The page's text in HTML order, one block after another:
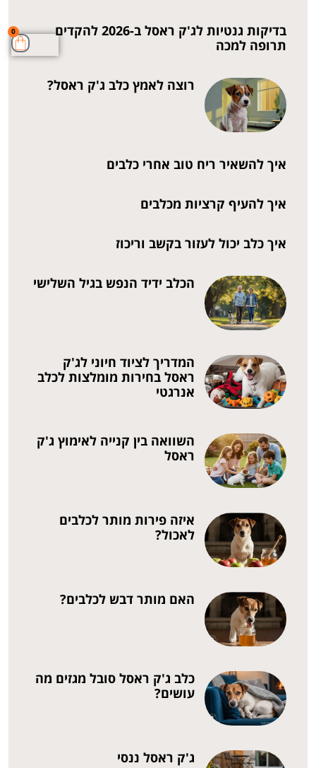
0
בדיקות גנטיות לג'ק ראסל ב-2026 להקדים
תרופה למכה
רוצה לאמץ כלב ג'ק ראסל?
איך להשאיר ריח טוב אחרי כלבים
איך להעיף קרציות מכלבים
איך כלב יכול לעזור בקשב וריכוז
הכלב ידיד הנפש בגיל השלישי
המדריך לציוד חיוני לג'ק
ראסל בחירות מומלצות לכלב
אנרגטי
השוואה בין קנייה לאימוץ ג'ק
ראסל
איזה פירות מותר לכלבים
לאכול?
האם מותר דבש לכלבים?
כלב ג'ק ראסל סובל מגזים מה
עושים?
ג'ק ראסל ננסי